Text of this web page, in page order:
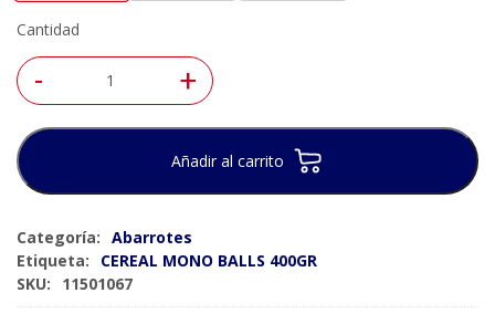
Cantidad
- +
Añadir al carrito
Categoría: Abarrotes
Etiqueta:
CEREAL MONO BALLS 400GR
SKU:
11501067